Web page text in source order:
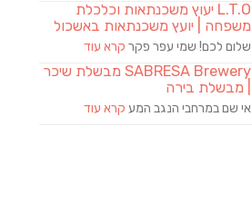
L.T.O יעוץ משכנתאות וכלכלת
משפחה | יועץ משכנתאות באשכול
שלום לכם! שמי עפר פקר קרא עוד
SABRESA Brewery מבשלת שיכר
| מבשלת בירה
אי שם במרחבי הנגב המע קרא עוד